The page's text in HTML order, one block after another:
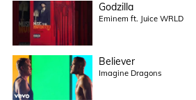
Godzilla
Eminem ft. Juice WRLD
Believer
Imagine Dragons